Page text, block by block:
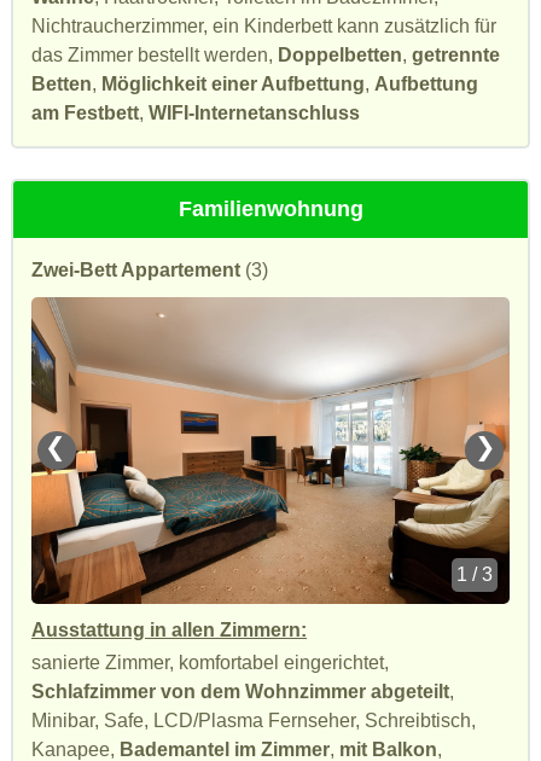
Nichtraucherzimmer, ein Kinderbett kann zusätzlich für
das Zimmer bestellt werden, Doppelbetten, getrennte
Betten, Möglichkeit einer Aufbettung, Aufbettung
am Festbett, WIFI-Internetanschluss
Familienwohnung
Zwei-Bett Appartement (3)
❮ ❯
1 / 3
Ausstattung in allen Zimmern:
sanierte Zimmer, komfortabel eingerichtet,
Schlafzimmer von dem Wohnzimmer abgeteilt,
Minibar, Safe, LCD/Plasma Fernseher, Schreibtisch,
Kanapee, Bademantel im Zimmer, mit Balkon,